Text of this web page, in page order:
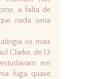
a falta de
nada seria
os mais
Clarke, de 13
em
fuga quase